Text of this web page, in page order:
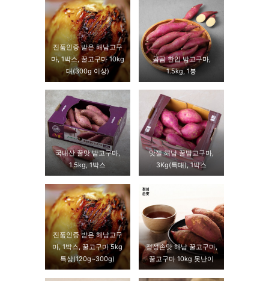
진품인증 받은 해남고구
마, 1박스, 꿀고구마 10kg
대(300g 이상)
곰곰 한입 밤고구마,
1.5kg, 1봉
국내산 꿀맛 밤고구마,
1.5kg, 1박스
맛젤 해남 꿀밤고구마,
3Kg(특대), 1박스
진품인증 받은 해남고구
마, 1박스, 꿀고구마 5kg
특상(120g~300g)
정성손맛 해남 꿀고구마,
꿀고구마 10kg 못난이